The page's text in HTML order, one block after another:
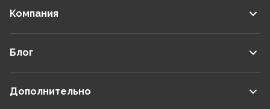
Компания
Блог
Дополнительно